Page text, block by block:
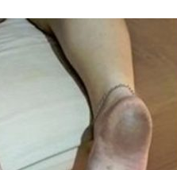
n
e